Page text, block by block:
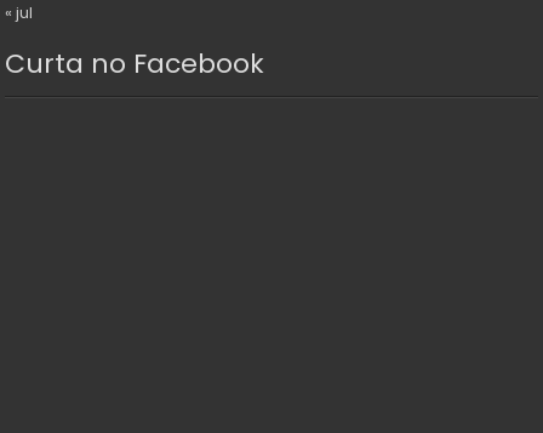
« jul
Curta no Facebook